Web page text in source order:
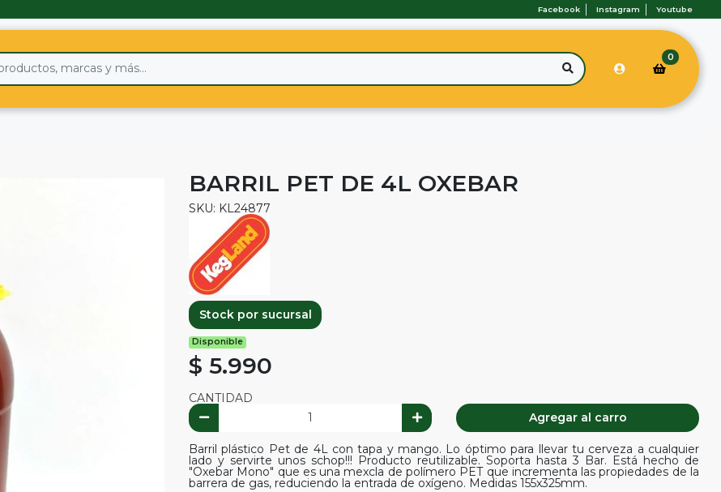
Facebook Instagram Youtube
0
BARRIL PET DE 4L OXEBAR
SKU: KL24877
Stock por sucursal
Disponible
$ 5.990
CANTIDAD
Agregar al carro
Barril plástico Pet de 4L con tapa y mango. Lo óptimo para llevar tu cerveza a cualquier
lado y servirte unos schop!!! Producto reutilizable. Soporta hasta 3 Bar. Está hecho de
"Oxebar Mono" que es una mexcla de polímero PET que incrementa las propiedades de la
barrera de gas, reduciendo la entrada de oxígeno. Medidas 155x325mm.